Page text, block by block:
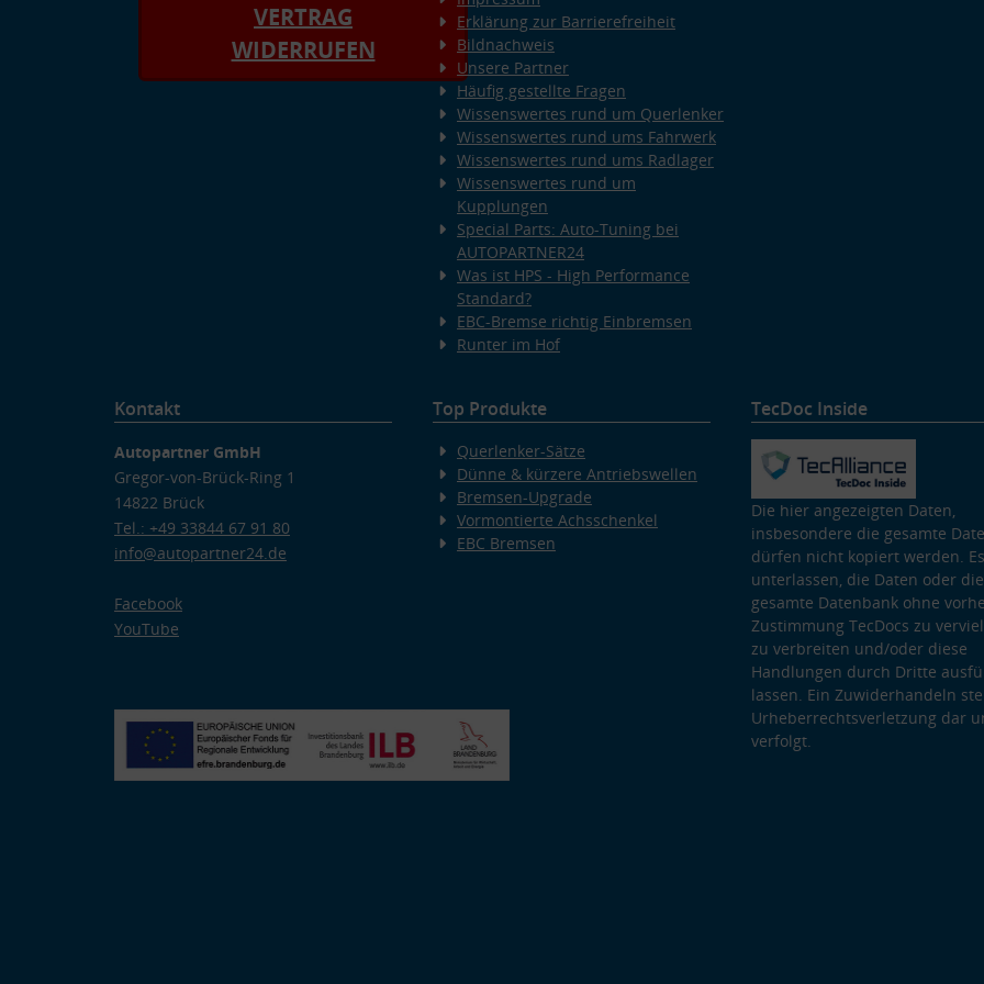
VERTRAG
WIDERRUFEN
Erklärung zur Barrierefreiheit
Bildnachweis
Unsere Partner
Häufig gestellte Fragen
Wissenswertes rund um Querlenker
Wissenswertes rund ums Fahrwerk
Wissenswertes rund ums Radlager
Wissenswertes rund um
Kupplungen
Special Parts: Auto-Tuning bei
AUTOPARTNER24
Was ist HPS - High Performance
Standard?
EBC-Bremse richtig Einbremsen
Runter im Hof
Kontakt
Autopartner GmbH
Gregor-von-Brück-Ring 1
14822 Brück
Tel.: +49 33844 67 91 80
info@autopartner24.de
Facebook
YouTube
Top Produkte
Querlenker-Sätze
Dünne & kürzere Antriebswellen
Bremsen-Upgrade
Vormontierte Achsschenkel
EBC Bremsen
TecDoc Inside
Die hier angezeigten Daten,
insbesondere die gesamte
dürfen nicht kopiert werden.
unterlassen, die Daten oder die
gesamte Datenbank ohne
Zustimmung TecDocs zu
zu verbreiten und/oder diese
Handlungen durch Dritte
lassen. Ein Zuwiderhandeln
Urheberrechtsverletzung dar
verfolgt.